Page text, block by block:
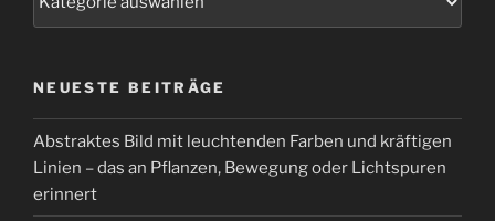
NEUESTE BEITRÄGE
Abstraktes Bild mit leuchtenden Farben und kräftigen
Linien – das an Pflanzen, Bewegung oder Lichtspuren
erinnert